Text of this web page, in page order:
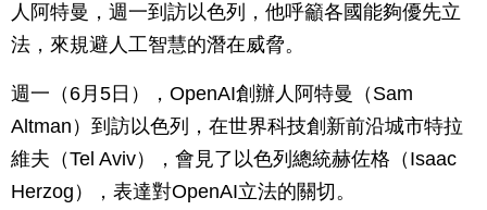
人阿特曼，週一到訪以色列，他呼籲各國能夠優先立
法，來規避人工智慧的潛在威脅。
週一（6月5日），OpenAI創辦人阿特曼（Sam
Altman）到訪以色列，在世界科技創新前沿城市特拉
維夫（Tel Aviv），會見了以色列總統赫佐格（Isaac
Herzog），表達對OpenAI立法的關切。